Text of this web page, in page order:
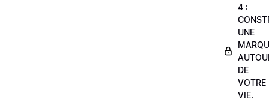
4 :
UNE
DE
VOTRE
VIE.